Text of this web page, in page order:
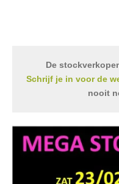
De
Schrijf je in voor de
nooit